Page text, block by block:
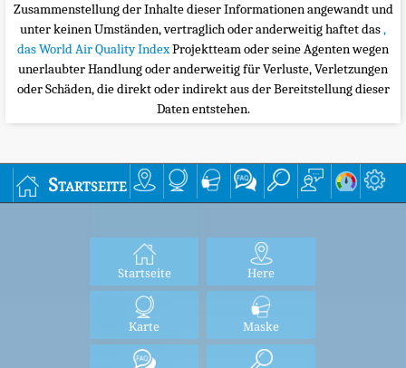
Zusammenstellung der Inhalte dieser Informationen angewandt und
unter keinen Umständen, vertraglich oder anderweitig haftet das,
das World Air Quality IndexProjektteam oder seine Agenten wegen
unerlaubter Handlung oder anderweitig für Verluste, Verletzungen
oder Schäden, die direkt oder indirekt aus der Bereitstellung dieser
Daten entstehen.
Startseite
Startseite Here
Karte Maske